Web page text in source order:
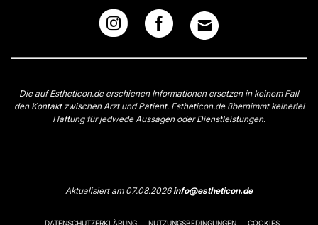
Die auf Estheticon.de erschienen Informationen ersetzen in keinem Fall
den Kontakt zwischen Arzt und Patient. Estheticon.de übernimmt keinerlei
Haftung für jedwede Aussagen oder Dienstleistungen.
Aktualisiert am 07.08.2026info@estheticon.de
DATENSCHUTZERKLÄRUNG NUTZUNGSBEDINGUNGEN COOKIES